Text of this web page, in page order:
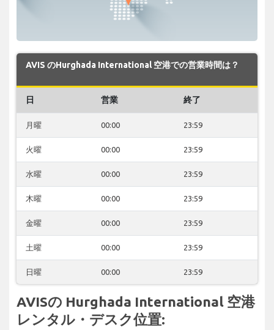
AVIS のHurghada International 空港での営業時間は？
日 営業 終了
月曜 00:00 23:59
火曜 00:00 23:59
水曜 00:00 23:59
木曜 00:00 23:59
金曜 00:00 23:59
土曜 00:00 23:59
日曜 00:00 23:59
AVISの Hurghada International 空港
レンタル・デスク位置: